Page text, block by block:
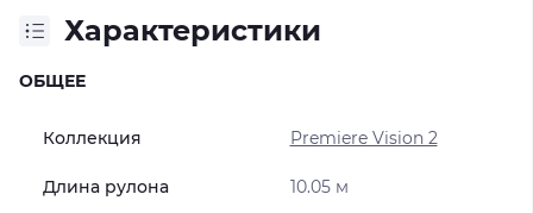
Характеристики
ОБЩЕЕ
Коллекция Premiere Vision 2
Длина рулона 10.05 м